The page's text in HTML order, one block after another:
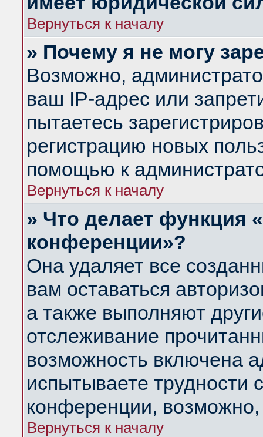
Вернуться к началу
» Почему я не могу
Возможно,
ваш IP-адрес или
пытаетесь
регистрацию новых
помощью к
Вернуться к началу
» Что делает функция
конференции»?
Она удаляет все
вам оставаться
а также выполняют
отслеживание
возможность включена
испытываете трудности
конференции,
Вернуться к началу